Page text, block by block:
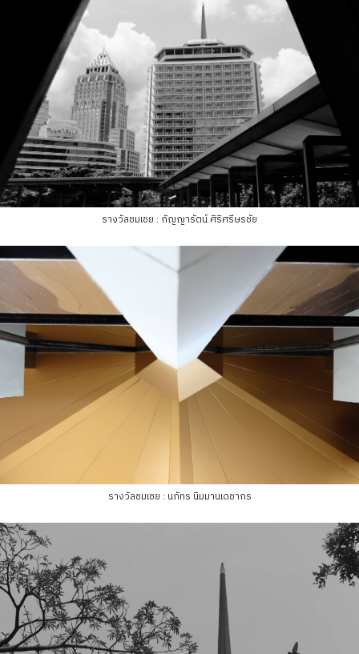
รางวัลชมเชย : กัญญารัตน์ ศิริศรีษรชัย
รางวัลชมเชย : นภัทร นิมมานเดชากร